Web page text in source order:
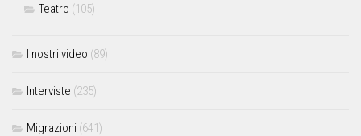
Teatro (105)
I nostri video (89)
Interviste (235)
Migrazioni (641)